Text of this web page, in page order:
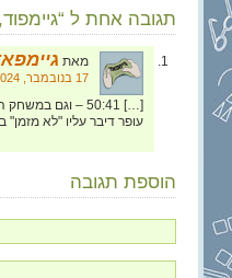
תגובה אחת ל “גיימפוד, פרק 134: עונת
מאת גיימפאד
17 בנובמבר, 2024 בשעה 23:26
עופר דיבר עליו "לא מזמן" בפרק
הוספת תגובה